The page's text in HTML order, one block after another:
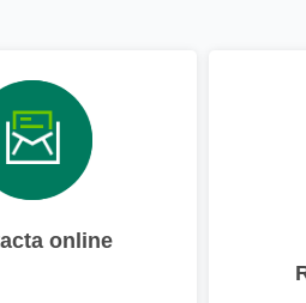
online